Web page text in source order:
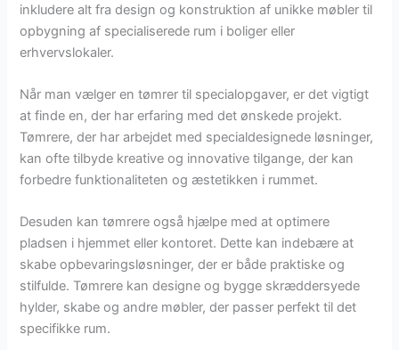
inkludere alt fra design og konstruktion af unikke møbler til
opbygning af specialiserede rum i boliger eller
erhvervslokaler.
Når man vælger en tømrer til specialopgaver, er det vigtigt
at finde en, der har erfaring med det ønskede projekt.
Tømrere, der har arbejdet med specialdesignede løsninger,
kan ofte tilbyde kreative og innovative tilgange, der kan
forbedre funktionaliteten og æstetikken i rummet.
Desuden kan tømrere også hjælpe med at optimere
pladsen i hjemmet eller kontoret. Dette kan indebære at
skabe opbevaringsløsninger, der er både praktiske og
stilfulde. Tømrere kan designe og bygge skræddersyede
hylder, skabe og andre møbler, der passer perfekt til det
specifikke rum.